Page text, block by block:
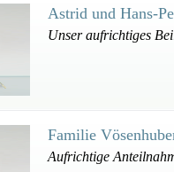
Astrid und Hans-
Unser aufrichtiges
Familie
Aufrichtige